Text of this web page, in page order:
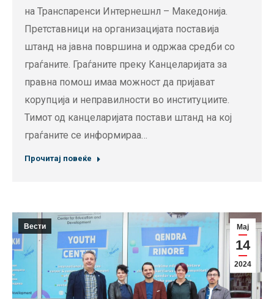
на Транспаренси Интернешнл – Македонија.
Претставници на организацијата поставија
штанд на јавна површина и одржаа средби со
граѓаните. Граѓаните преку Канцеларијата за
правна помош имаа можност да пријават
корупција и неправилности во институциите.
Тимот од канцеларијата постави штанд на кој
граѓаните се информираа…
Прочитај повеќе
Мај
14
2024
Вести